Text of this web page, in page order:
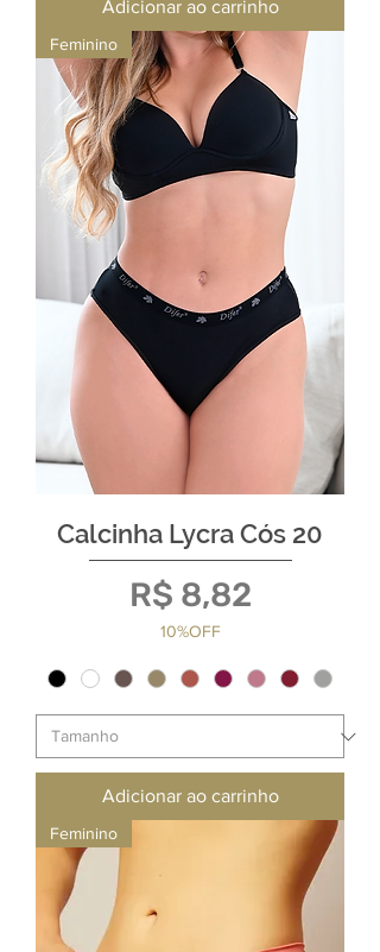
Adicionar ao carrinho
Feminino
Calcinha Lycra Cós 20
Preço
R$ 8,82
10%OFF
Adicionar ao carrinho
Feminino